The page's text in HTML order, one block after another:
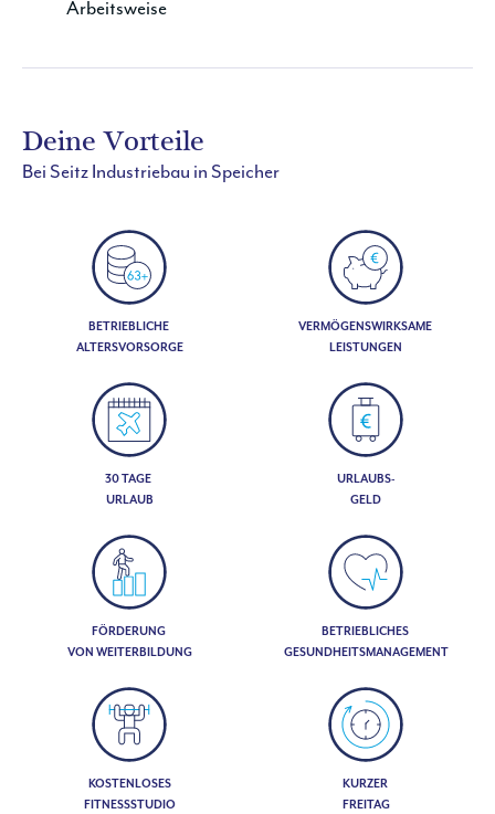
Arbeitsweise
Deine Vorteile
Bei Seitz Industriebau in Speicher
BETRIEBLICHE
ALTERSVORSORGE
VERMÖGENSWIRKSAME
LEISTUNGEN
30 TAGE
URLAUB
URLAUBS-
GELD
FÖRDERUNG
VON WEITERBILDUNG
BETRIEBLICHES
GESUNDHEITSMANAGEMENT
KOSTENLOSES
FITNESSSTUDIO
KURZER
FREITAG